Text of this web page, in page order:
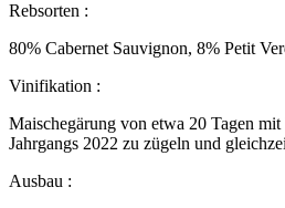
Rebsorten :
80% Cabernet Sauvignon, 8% Petit
Vinifikation :
Maischegärung von etwa 20 Tagen
Jahrgangs 2022 zu zügeln und
Ausbau :